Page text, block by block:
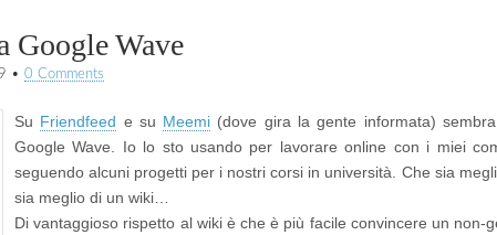
Google Wave
• 0 Comments
Su Friendfeed e su Meemi (dove gira la gente informata)
Google Wave. Io lo sto usando per lavorare online con i miei
seguendo alcuni progetti per i nostri corsi in università. Che sia
sia meglio di un wiki…
Di vantaggioso rispetto al wiki è che è più facile convincere un non-